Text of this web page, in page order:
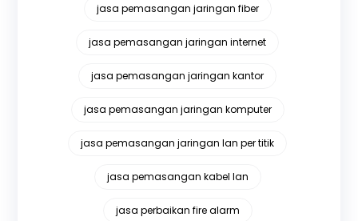
jasa pemasangan jaringan fiber
jasa pemasangan jaringan internet
jasa pemasangan jaringan kantor
jasa pemasangan jaringan komputer
jasa pemasangan jaringan lan per titik
jasa pemasangan kabel lan
jasa perbaikan fire alarm